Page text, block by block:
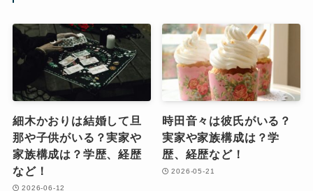
細木かおりは結婚して旦
那や子供がいる？実家や
家族構成は？学歴、経歴
など！
2026-06-12
時田音々は彼氏がいる？
実家や家族構成は？学
歴、経歴など！
2026-05-21